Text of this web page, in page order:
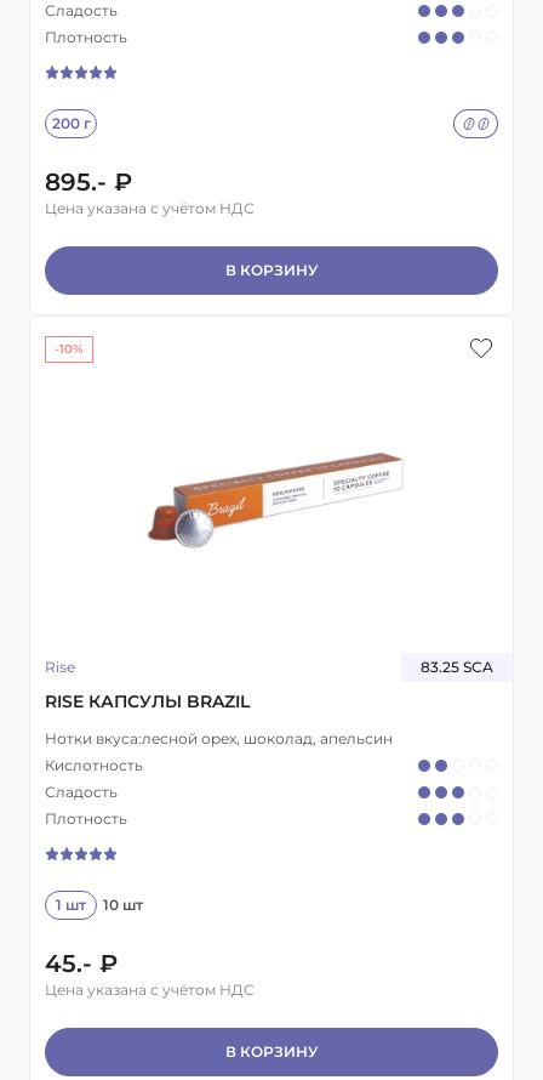
Сладость
Плотность
200 г
895.- ₽
Цена указана с учётом НДС
В КОРЗИНУ
Rise 83.25 SCA
RISE КАПСУЛЫ BRAZIL
Нотки вкуса:лесной орех, шоколад, апельсин
Кислотность
Сладость
Плотность
1 шт 10 шт
-10%
45.- ₽
Цена указана с учётом НДС
В КОРЗИНУ